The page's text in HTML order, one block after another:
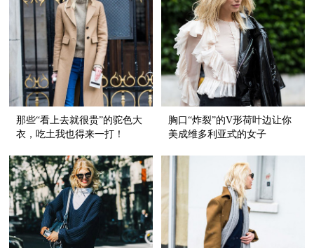
那些“看上去就很贵”的驼色大
衣，吃土我也得来一打！
胸口“炸裂”的V形荷叶边让你
美成维多利亚式的女子